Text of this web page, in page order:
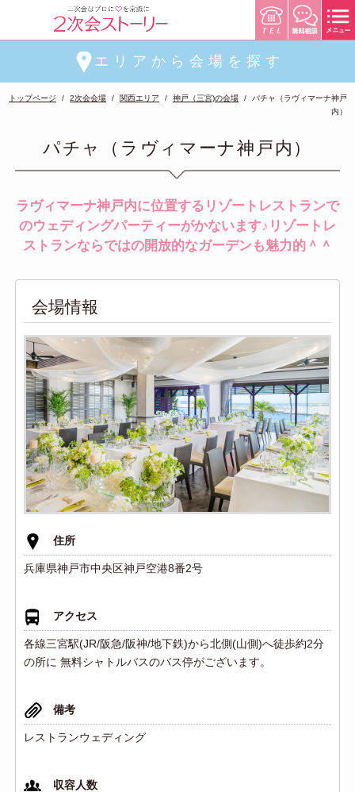
エリアから会場を探す
トップページ 2次会会場 関西エリア 神戸（三宮)の会場
パチャ（ラヴィマーナ神戸
内）
パチャ（ラヴィマーナ神戸内）
ラヴィマーナ神戸内に位置するリゾートレストランで
のウェディングパーティーがかないます♪リゾートレ
ストランならではの開放的なガーデンも魅力的＾＾
会場情報
住所
兵庫県神戸市中央区神戸空港8番2号
アクセス
各線三宮駅(JR/阪急/阪神/地下鉄)から北側(山側)へ徒歩約2分
の所に 無料シャトルバスのバス停がございます。
備考
レストランウェディング
収容人数